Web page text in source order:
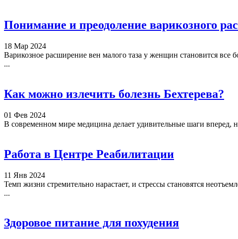
Понимание и преодоление варикозного
18 Мар 2024
Варикозное расширение вен малого таза у женщин становится все
...
Как можно излечить болезнь Бехтерева?
01 Фев 2024
В современном мире медицина делает удивительные шаги вперед,
Работа в Центре Реабилитации
11 Янв 2024
Темп жизни стремительно нарастает, и стрессы становятся
...
Здоровое питание для похудения